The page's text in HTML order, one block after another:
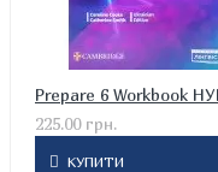
Prepare 6 Workbook
225.00 грн.
КУПИТИ